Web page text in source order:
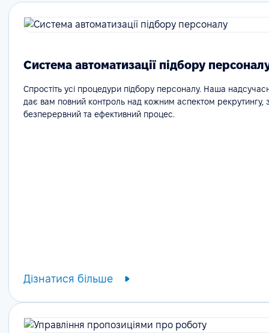
Система автоматизації підбору
Спростіть усі процедури підбору персоналу. Наша
дає вам повний контроль над кожним аспектом рекрутингу,
безперервний та ефективний процес.
Дізнатися більше